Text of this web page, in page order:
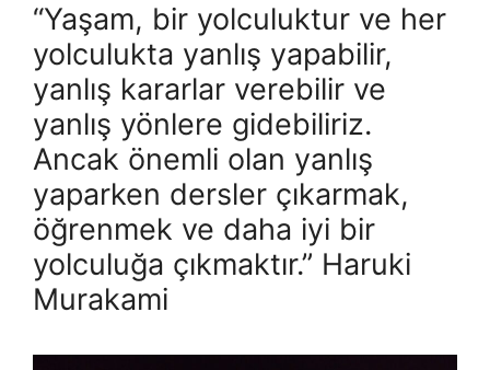
“Yaşam, bir yolculuktur ve her
yolculukta yanlış yapabilir,
yanlış kararlar verebilir ve
yanlış yönlere gidebiliriz.
Ancak önemli olan yanlış
yaparken dersler çıkarmak,
öğrenmek ve daha iyi bir
yolculuğa çıkmaktır.” Haruki
Murakami